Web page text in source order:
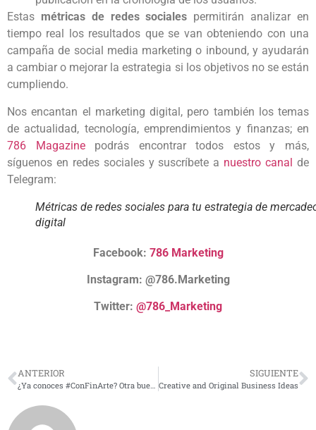
Estas métricas de redes sociales permitirán analizar en
tiempo real los resultados que se van obteniendo con una
campaña de social media marketing o inbound, y ayudarán
a cambiar o mejorar la estrategia si los objetivos no se están
cumpliendo.
Nos encantan el marketing digital, pero también los temas
de actualidad, tecnología, emprendimientos y finanzas; en
786 Magazinepodrás encontrar todos estos y más,
síguenos en redes sociales y suscríbete a nuestro canalde
Telegram:
Métricas de redes sociales para tu estrategia de
digital
Facebook: 786 Marketing
Instagram: @786.Marketing
Twitter: @786_Marketing
ANTERIOR
¿Ya conoces #ConFinArte? Otra buena iniciativa contra el COVID-19
SIGUIENTE
Creative and Original Business Ideas